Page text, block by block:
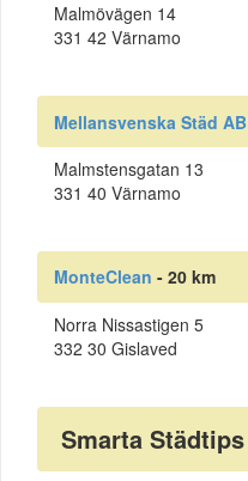
Malmövägen 14
331 42 Värnamo
Mellansvenska Städ AB
Malmstensgatan 13
331 40 Värnamo
MonteClean - 20 km
Norra Nissastigen 5
332 30 Gislaved
Smarta Städtips